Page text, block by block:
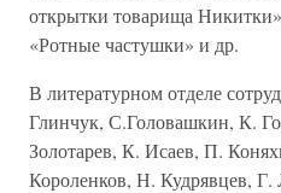
открытки товарища
«Ротные частушки» и др.
В литературном отделе
Глинчук, С.Головашкин, К.
Золотарев, К. Исаев, П.
Короленков, Н. Кудрявцев,